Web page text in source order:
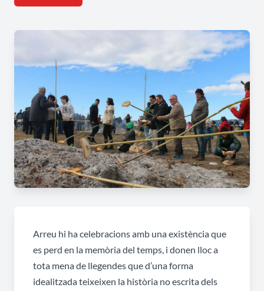
Arreu hi ha celebracions amb una existència que
es perd en la memòria del temps, i donen lloc a
tota mena de llegendes que d’una forma
idealitzada teixeixen la història no escrita dels